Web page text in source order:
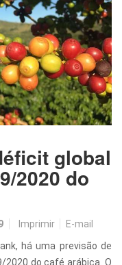
global
2020 do
Imprimir E-mail
há uma previsão de
do café arábica. O